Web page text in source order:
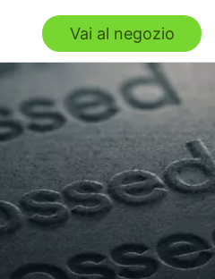
Vai al negozio